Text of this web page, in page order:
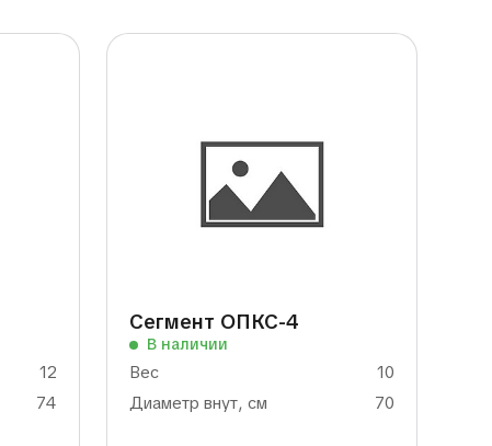
12
74
Сегмент ОПКС-4
В наличии
Вес
10
Диаметр внут, см
70